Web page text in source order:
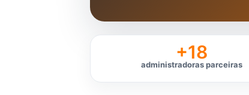
+18
administradoras parceiras